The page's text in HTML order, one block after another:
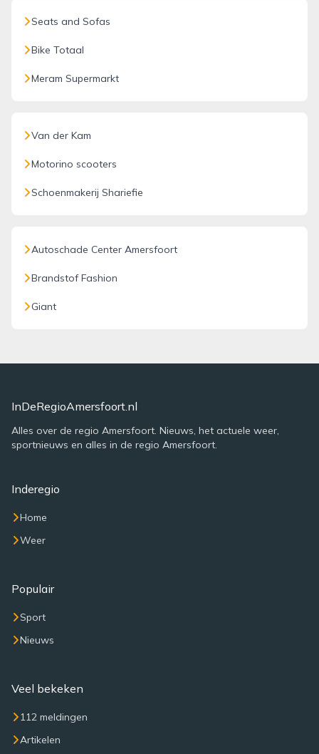
Seats and Sofas
Bike Totaal
Meram Supermarkt
Van der Kam
Motorino scooters
Schoenmakerij Shariefie
Autoschade Center Amersfoort
Brandstof Fashion
Giant
InDeRegioAmersfoort.nl
Alles over de regio Amersfoort. Nieuws, het actuele weer,
sportnieuws en alles in de regio Amersfoort.
Inderegio
Home
Weer
Populair
Sport
Nieuws
Veel bekeken
112 meldingen
Artikelen